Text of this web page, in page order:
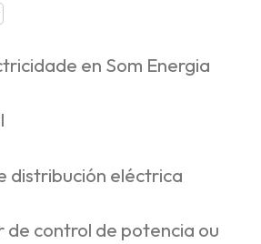
en Som Energia
distribución eléctrica
control de potencia ou